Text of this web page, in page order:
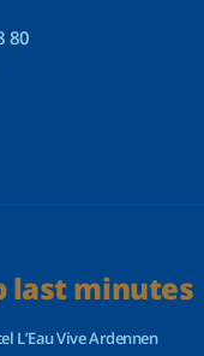
80
last minutes
L’Eau Vive Ardennen